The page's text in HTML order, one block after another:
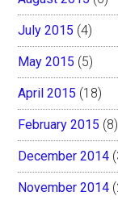
July 2015 (4)
May 2015 (5)
April 2015 (18)
February 2015 (8)
December 2014
November 2014